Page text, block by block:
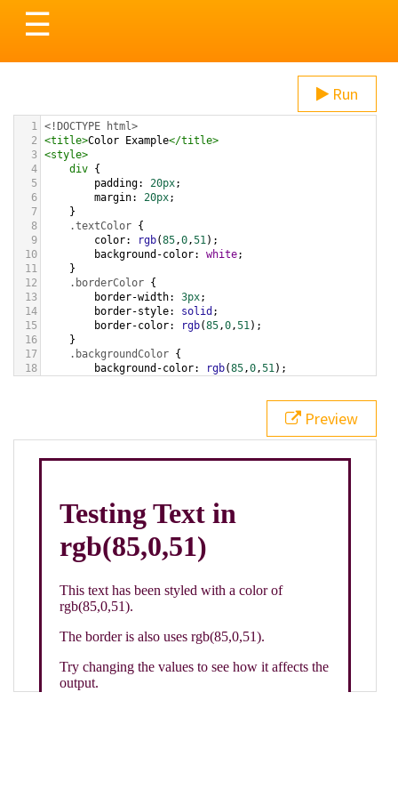
Toggle
navigation
☰
Run
1 <!DOCTYPE html>
2
<title>Color Example</title>
3 <style>
4
div {
5
padding: 20px;
6
margin: 20px;
7
}
8
.textColor {
9
color: rgb(85,0,51);
10
background-color: white;
11
}
12
.borderColor {
13
border-width: 3px;
14
border-style: solid ;
15
border-color: rgb(85,0,51);
16
}
17
.backgroundColor {
18
background-color: rgb(85,0,51);
bottom ,
white, rgb(85,0,51));
div class="textColor borderColor"
< h1>Testing Text in rgb(85,0,51)
Preview